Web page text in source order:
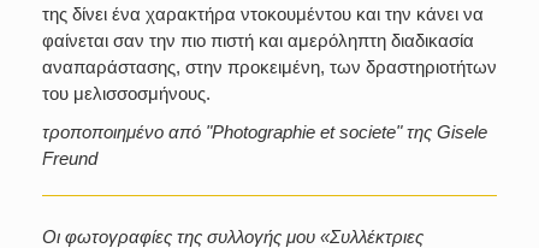
της δίνει ένα χαρακτήρα ντοκουμέντου και την κάνει να
φαίνεται σαν την πιο πιστή και αμερόληπτη διαδικασία
αναπαράστασης, στην προκειμένη, των δραστηριοτήτων
του μελισσοσμήνους.
τροποποιημένο από "Photographie et societe" της Gisele
Freund
Οι φωτογραφίες της συλλογής μου «Συλλέκτριες